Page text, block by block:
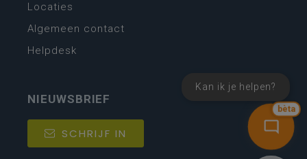
bèta
Kan ik je helpen?
Locaties
Algemeen contact
Helpdesk
NIEUWSBRIEF
SCHRIJF IN